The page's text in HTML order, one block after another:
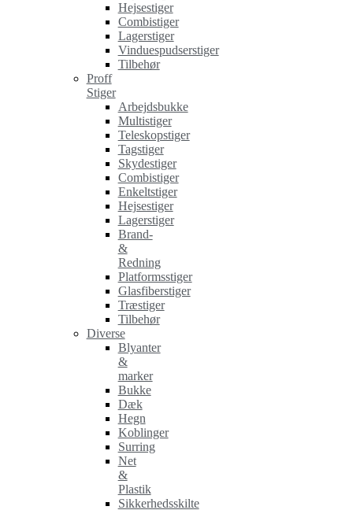
Hejsestiger
Combistiger
Lagerstiger
Vinduespudserstiger
Tilbehør
Proff
Stiger
Arbejdsbukke
Multistiger
Teleskopstiger
Tagstiger
Skydestiger
Combistiger
Enkeltstiger
Hejsestiger
Lagerstiger
Brand-
&
Redning
Platformsstiger
Glasfiberstiger
Træstiger
Tilbehør
Diverse
Blyanter
&
marker
Bukke
Dæk
Hegn
Koblinger
Surring
Net
&
Plastik
Sikkerhedsskilte